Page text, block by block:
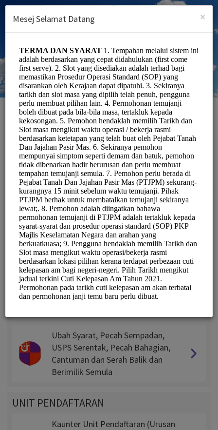
DAFTAR
Pejabat Tanah Dan
Jajahan Pasir Mas
Officials/Government
Pilih Perkhidmatan:
UNIT TANAH
Milik Tanah Kerajaan & Sewa
Tanah Kerajaan
Permohonan Exco (13A, 104, 120)
KAVEAT, Geran Hilang &
Ubah Syarat, Pecah Sempadan,
USPS Serentak, Pecah Bahagian,
Cantuman dan Serah Balik dan
Berimilik Semula
UNIT PENDAFTARAN
Kaunter Unit Pendaftaran (Urusan
×
Mesej Selamat Datang